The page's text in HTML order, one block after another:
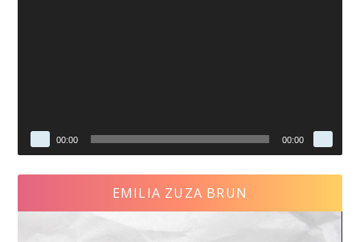
00:00 00:00
EMILIA ZUZA BRUN